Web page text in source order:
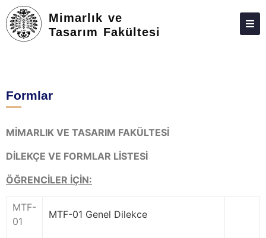
Mimarlık ve
Tasarım Fakültesi
EĞITIM
FORMLAR
Formlar
MİMARLIK VE TASARIM FAKÜLTESİ
DİLEKÇE VE FORMLAR LİSTESİ
ÖĞRENCİLER İÇİN:
MTF-
01
MTF-01 Genel Dilekce